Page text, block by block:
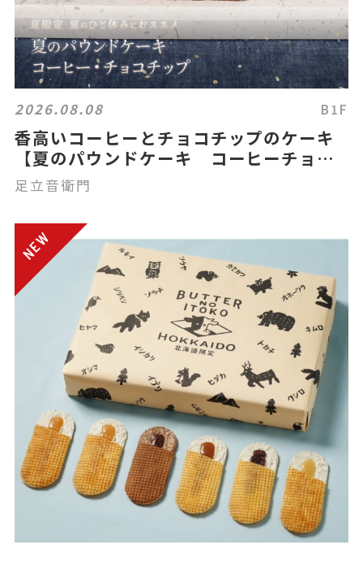
2026.08.08 B1F
香高いコーヒーとチョコチップのケーキ
【夏のパウンドケーキ コーヒーチョコ
チップ】
足立音衛門